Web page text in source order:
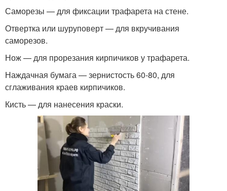
Саморезы — для фиксации трафарета на стене.
Отвертка или шуруповерт — для вкручивания
саморезов.
Нож — для прорезания кирпичиков у трафарета.
Наждачная бумага — зернистость 60-80, для
сглаживания краев кирпичиков.
Кисть — для нанесения краски.